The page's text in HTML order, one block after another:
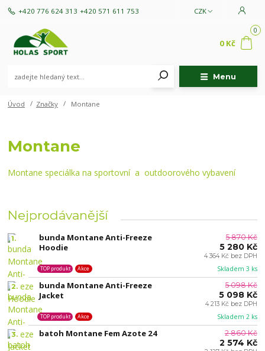
Menu
CZK
+420 776 624 313 +420 571 611 753
0
0 Kč
Úvod Značky Montane
Montane
Montane speciálka na sportovní a outdoorového vybavení
Nejprodávanější
1.
bunda Montane Anti-Freeze
Hoodie
Skladem 3 ks
TOP produkt Akce
5 870 Kč
5 280 Kč
4 364 Kč bez DPH
2.
bunda Montane Anti-Freeze
Jacket
Skladem 2 ks
TOP produkt Akce
5 098 Kč
5 098 Kč
4 213 Kč bez DPH
3. batoh Montane Fem Azote 24 2 860 Kč
2 574 Kč